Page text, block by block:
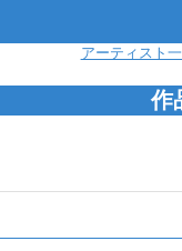
アーティスト
作